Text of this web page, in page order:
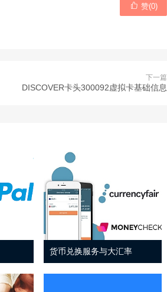
 赞(0)
下一篇
DISCOVER卡头300092虚拟卡基础信息
货币兑换服务与大汇率